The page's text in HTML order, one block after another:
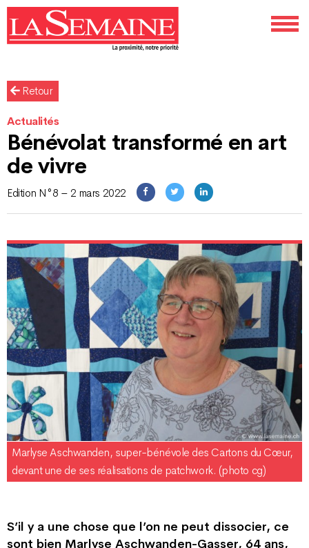
Retour
Actualités
Bénévolat transformé en art
de vivre
Edition N°8 – 2 mars 2022
Marlyse Aschwanden, super-bénévole des Cartons du Cœur,
devant une de ses réalisations de patchwork. (photo cg)
S’il y a une chose que l’on ne peut dissocier, ce
sont bien Marlyse Aschwanden-Gasser, 64 ans,